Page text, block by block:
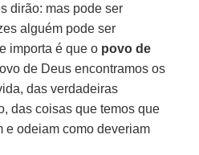
dirão: mas pode ser
alguém pode ser
importa é que o povo de
de Deus encontramos os
das verdadeiras
das coisas que temos que
e odeiam como deveriam